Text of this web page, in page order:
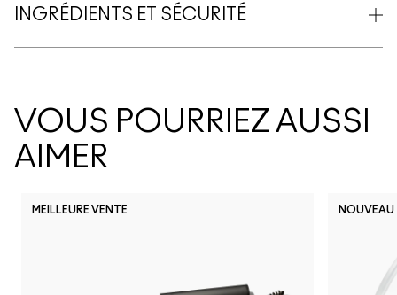
INGRÉDIENTS ET SÉCURITÉ
VOUS POURRIEZ AUSSI
AIMER
MEILLEURE VENTE NOUVEAU